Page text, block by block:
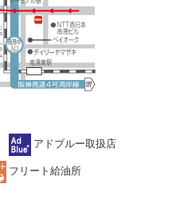
アドブルー取扱店
フリート給油所